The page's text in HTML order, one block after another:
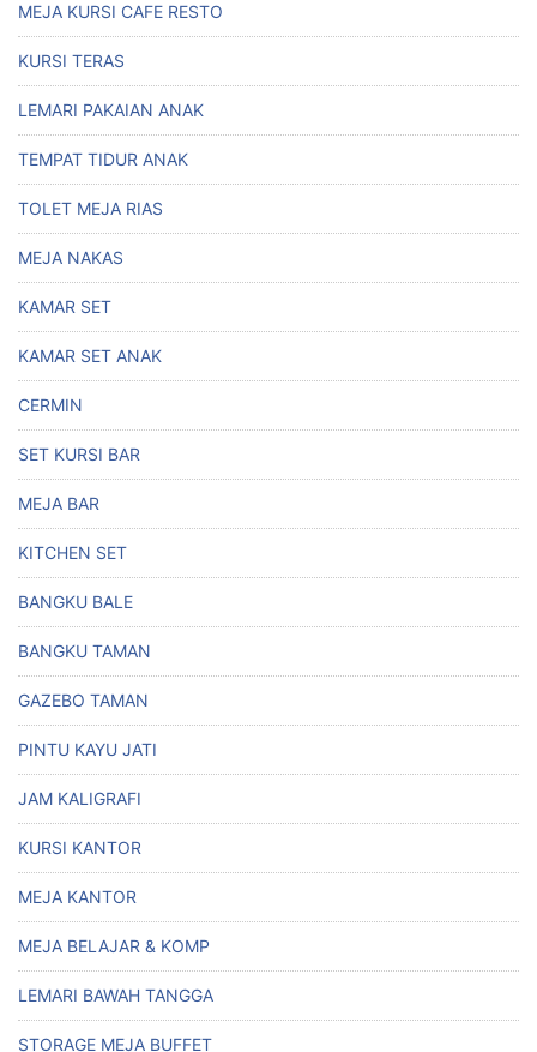
MEJA KURSI CAFE RESTO
KURSI TERAS
LEMARI PAKAIAN ANAK
TEMPAT TIDUR ANAK
TOLET MEJA RIAS
MEJA NAKAS
KAMAR SET
KAMAR SET ANAK
CERMIN
SET KURSI BAR
MEJA BAR
KITCHEN SET
BANGKU BALE
BANGKU TAMAN
GAZEBO TAMAN
PINTU KAYU JATI
JAM KALIGRAFI
KURSI KANTOR
MEJA KANTOR
MEJA BELAJAR & KOMP
LEMARI BAWAH TANGGA
STORAGE MEJA BUFFET